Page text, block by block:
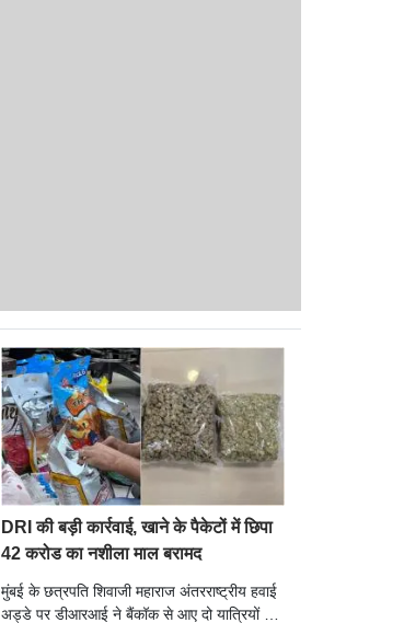
DRI की बड़ी कार्रवाई, खाने के पैकेटों में छिपा
42 करोड का नशीला माल बरामद
मुंबई के छत्रपति शिवाजी महाराज अंतरराष्ट्रीय हवाई
अड्डे पर डीआरआई ने बैंकॉक से आए दो यात्रियों से